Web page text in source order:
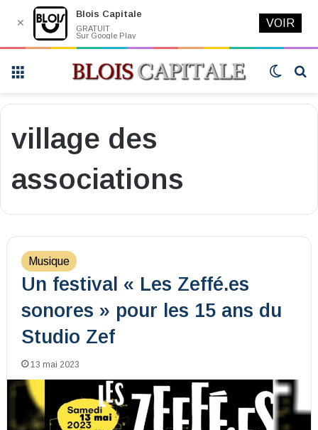
Switch
village des
associations
Musique
Un festival « Les Zeffé.es
sonores » pour les 15 ans du
Studio Zef
13 mai 2023
✕
Blois Capitale
GRATUIT
Sur Google Play
VOIR